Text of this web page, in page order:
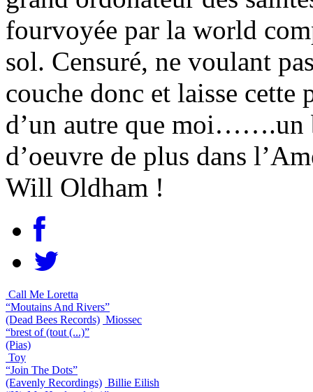
fourvoyée par la world
sol. Censuré, ne voulant
couche donc et laisse cette
d’un autre que moi…….un
d’oeuvre de plus dans
Will Oldham !
Call Me Loretta
“Moutains And Rivers”
(Dead Bees Records) Miossec
“brest of (tout (...)”
(Pias)
Toy
“Join The Dots”
(Eavenly Recordings) Billie Eilish